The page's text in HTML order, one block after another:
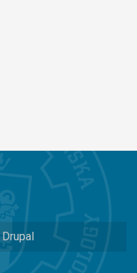
Drupal